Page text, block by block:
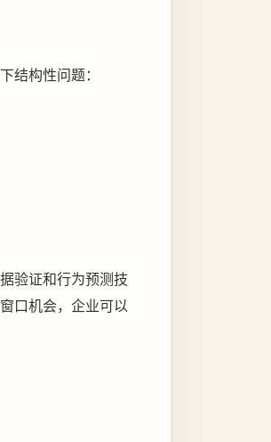
结构性问题：
验证和行为预测技
口机会，企业可以